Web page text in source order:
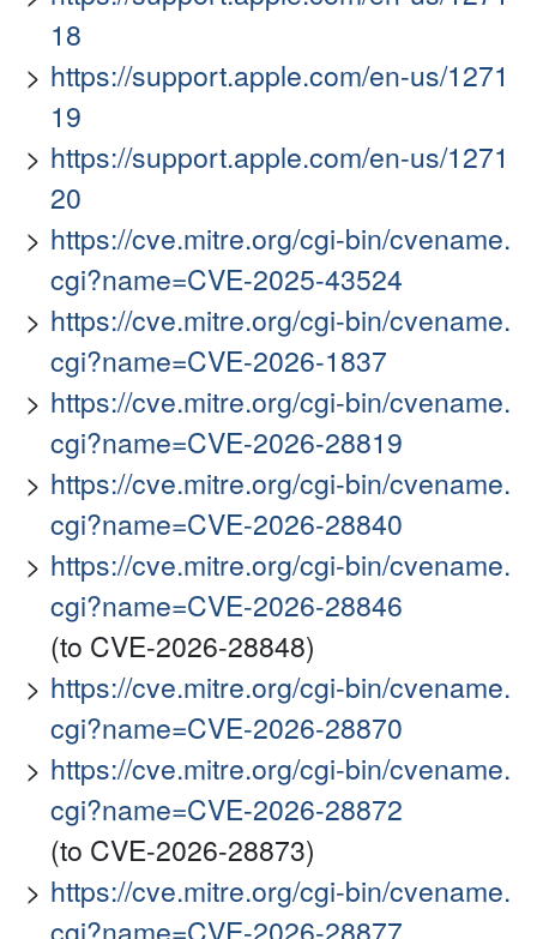
18
https://support.apple.com/en-us/1271
19
https://support.apple.com/en-us/1271
20
https://cve.mitre.org/cgi-bin/cvename.
cgi?name=CVE-2025-43524
https://cve.mitre.org/cgi-bin/cvename.
cgi?name=CVE-2026-1837
https://cve.mitre.org/cgi-bin/cvename.
cgi?name=CVE-2026-28819
https://cve.mitre.org/cgi-bin/cvename.
cgi?name=CVE-2026-28840
https://cve.mitre.org/cgi-bin/cvename.
cgi?name=CVE-2026-28846
(to CVE-2026-28848)
https://cve.mitre.org/cgi-bin/cvename.
cgi?name=CVE-2026-28870
https://cve.mitre.org/cgi-bin/cvename.
cgi?name=CVE-2026-28872
(to CVE-2026-28873)
https://cve.mitre.org/cgi-bin/cvename.